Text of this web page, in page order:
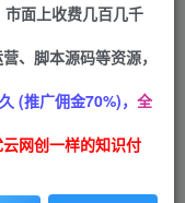
买，可保存购买订单
面上收费几百几千
、脚本源码等资源，
(推广佣金70%)， 全
网创一样的知识付